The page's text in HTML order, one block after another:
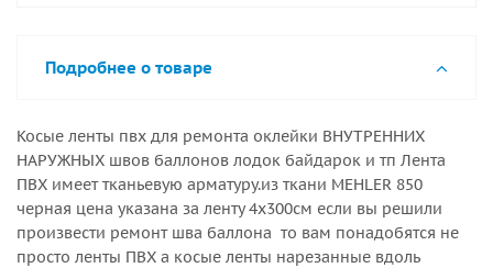
Подробнее о товаре
Косые ленты пвх для ремонта оклейки ВНУТРЕННИХ
НАРУЖНЫХ швов баллонов лодок байдарок и тп Лента
ПВХ имеет тканьевую арматуру.из ткани MEHLER 850
черная цена указана за ленту 4х300см если вы решили
произвести ремонт шва баллона то вам понадобятся не
просто ленты ПВХ а косые ленты нарезанные вдоль